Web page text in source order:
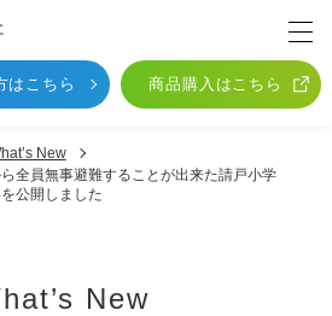
はこちら 商品購入はこちら
New
全員無事避難することが出来た請戸小学
公開しました
New